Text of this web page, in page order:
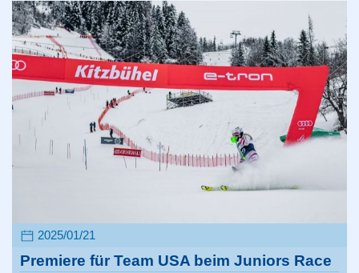
2025/01/21
Premiere für Team USA beim Juniors Race